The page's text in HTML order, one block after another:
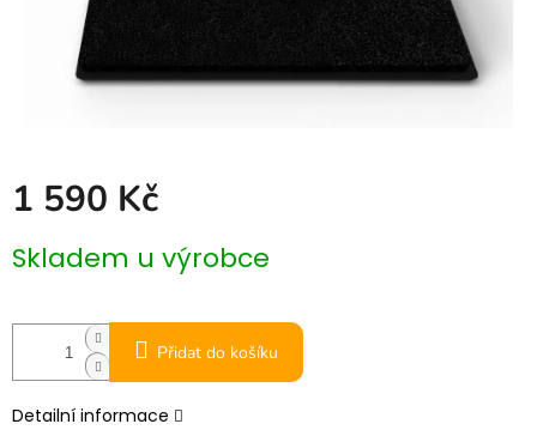
1 590 Kč
cena:
Skladem u výrobce
Přidat do košíku
Detailní informace